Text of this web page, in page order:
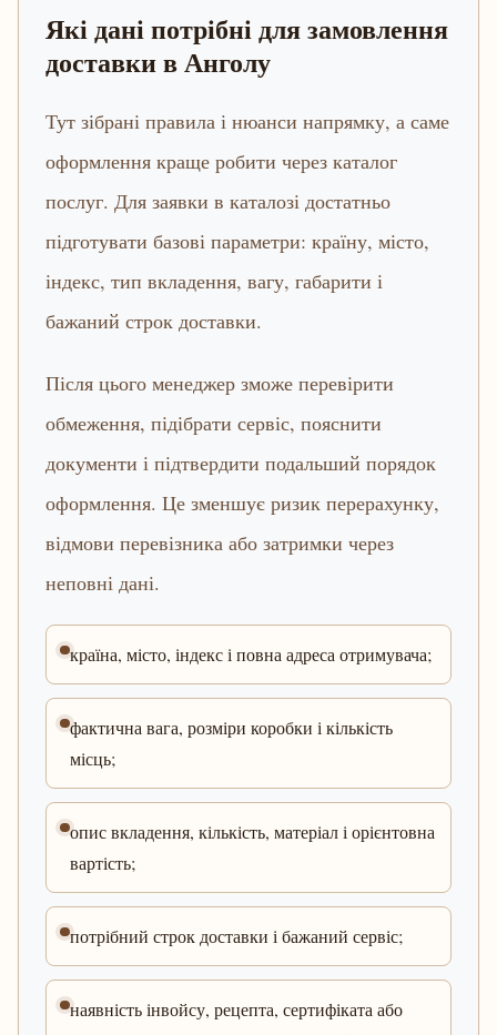
Які дані потрібні для замовлення
доставки в Анголу
Тут зібрані правила і нюанси напрямку, а саме
оформлення краще робити через каталог
послуг. Для заявки в каталозі достатньо
підготувати базові параметри: країну, місто,
індекс, тип вкладення, вагу, габарити і
бажаний строк доставки.
Після цього менеджер зможе перевірити
обмеження, підібрати сервіс, пояснити
документи і підтвердити подальший порядок
оформлення. Це зменшує ризик перерахунку,
відмови перевізника або затримки через
неповні дані.
країна, місто, індекс і повна адреса отримувача;
фактична вага, розміри коробки і кількість
місць;
опис вкладення, кількість, матеріал і орієнтовна
вартість;
потрібний строк доставки і бажаний сервіс;
наявність інвойсу, рецепта, сертифіката або